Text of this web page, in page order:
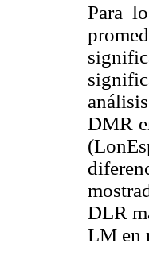
Para
DMR
DLR
LM en